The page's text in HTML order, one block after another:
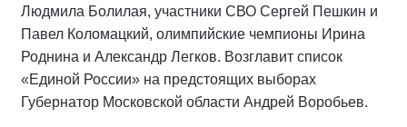
Людмила Болилая, участники СВО Сергей Пешкин и
Павел Коломацкий, олимпийские чемпионы Ирина
Роднина и Александр Легков. Возглавит список
«Единой России» на предстоящих выборах
Губернатор Московской области Андрей Воробьев.